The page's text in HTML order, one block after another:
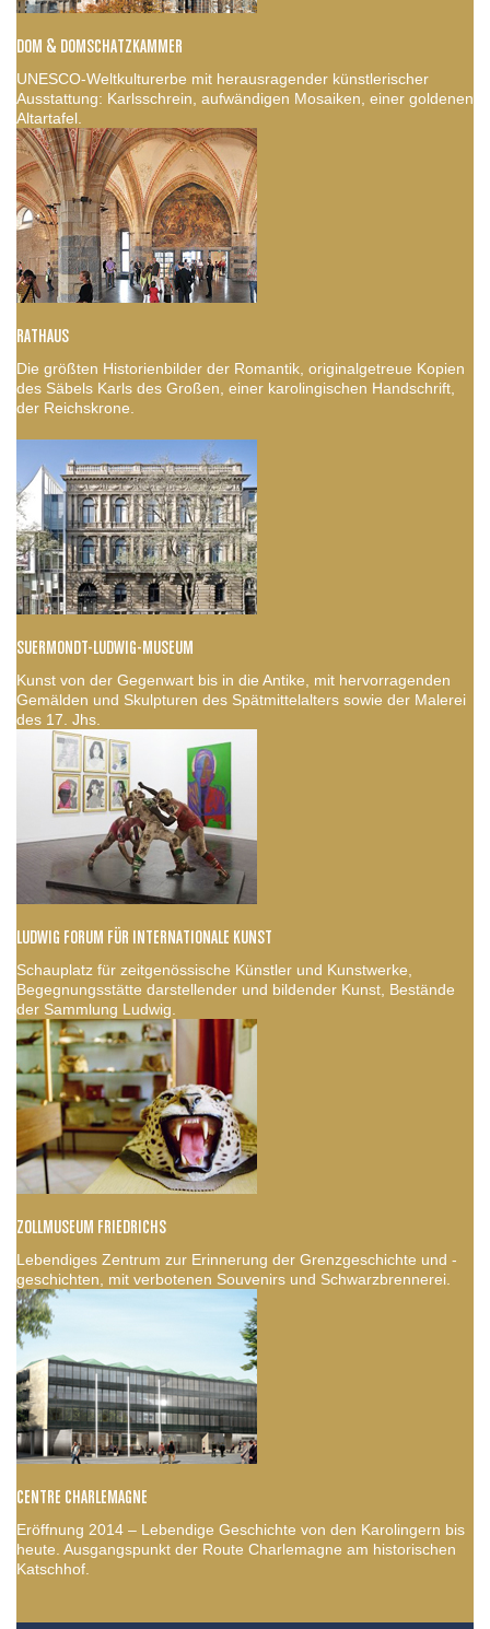
DOM & DOMSCHATZKAMMER
UNESCO-Weltkulturerbe mit herausragender künstlerischer
Ausstattung: Karlsschrein, aufwändigen Mosaiken, einer goldenen
Altartafel.
RATHAUS
Die größten Historienbilder der Romantik, originalgetreue Kopien
des Säbels Karls des Großen, einer karolingischen Handschrift,
der Reichskrone.
SUERMONDT-LUDWIG-MUSEUM
Kunst von der Gegenwart bis in die Antike, mit hervorragenden
Gemälden und Skulpturen des Spätmittelalters sowie der Malerei
des 17. Jhs.
LUDWIG FORUM FÜR INTERNATIONALE KUNST
Schauplatz für zeitgenössische Künstler und Kunstwerke,
Begegnungsstätte darstellender und bildender Kunst, Bestände
der Sammlung Ludwig.
ZOLLMUSEUM FRIEDRICHS
Lebendiges Zentrum zur Erinnerung der Grenzgeschichte und -
geschichten, mit verbotenen Souvenirs und Schwarzbrennerei.
CENTRE CHARLEMAGNE
Eröffnung 2014 – Lebendige Geschichte von den Karolingern bis
heute. Ausgangspunkt der Route Charlemagne am historischen
Katschhof.